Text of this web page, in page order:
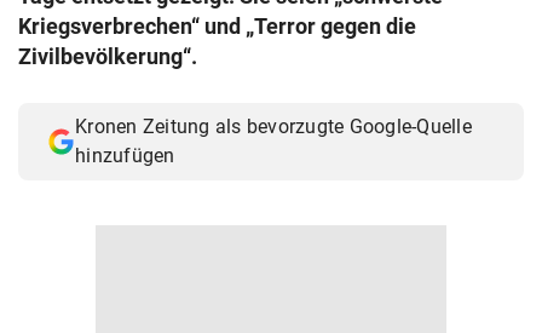
Kriegsverbrechen“ und „Terror gegen die
Zivilbevölkerung“.
Kronen Zeitung als bevorzugte Google-Quelle
hinzufügen